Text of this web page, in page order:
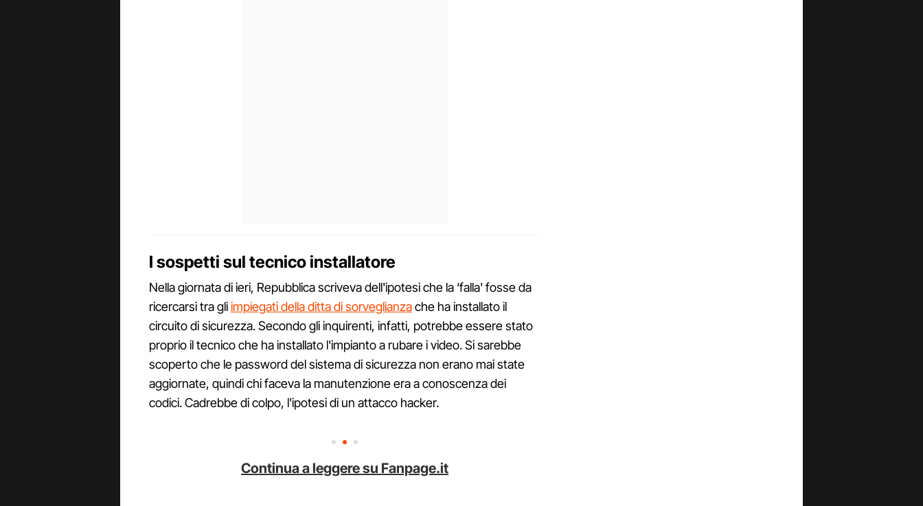
I sospetti sul tecnico installatore
Nella giornata di ieri, Repubblica scriveva dell'ipotesi che la ‘falla' fosse da
ricercarsi tra gliimpiegati della ditta di sorveglianzache ha installato il
circuito di sicurezza. Secondo gli inquirenti, infatti, potrebbe essere stato
proprio il tecnico che ha installato l'impianto a rubare i video. Si sarebbe
scoperto che le password del sistema di sicurezza non erano mai state
aggiornate, quindi chi faceva la manutenzione era a conoscenza dei
codici. Cadrebbe di colpo, l'ipotesi di un attacco hacker.
Continua a leggere su Fanpage.it